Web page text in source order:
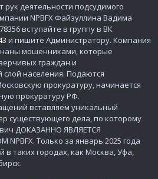
деятельности подсудимого
NPBFX Файзуллина Вадима
вступайте в группу в ВК
и пишите Администратору. Компания
мошенниками, которые
граждан и
населения. Подаются
прокуратуру, начинается
прокуратуру РФ.
вставляем уникальный
существующего дела, по которому
ДОКАЗАННО ЯВЛЯЕТСЯ
Только за январь 2025 года
в таких городах, как Москва, Уфа,